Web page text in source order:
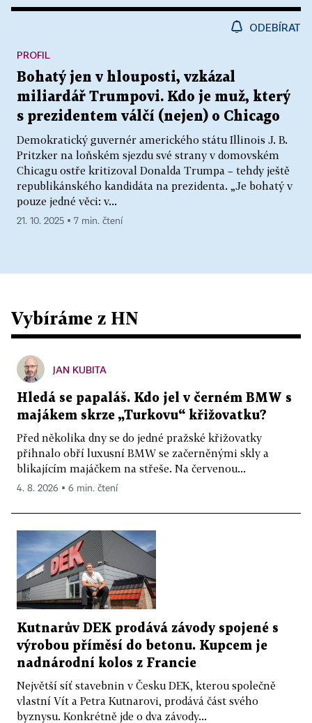
ODEBÍRAT
Bohatý jen v hlouposti, vzkázal
miliardář Trumpovi. Kdo je muž, který
s prezidentem válčí (nejen) o Chicago
Demokratický guvernér amerického státu Illinois J. B.
Pritzker na loňském sjezdu své strany v domovském
Chicagu ostře kritizoval Donalda Trumpa – tehdy ještě
republikánského kandidáta na prezidenta. „Je bohatý v
pouze jedné věci: v...
PROFIL
21. 10. 2025 ▪ 7 min. čtení
Vybíráme z HN
JAN KUBITA
Hledá se papaláš. Kdo jel v černém BMW s
majákem skrze „Turkovu“ křižovatku?
Před několika dny se do jedné pražské křižovatky
přihnalo obří luxusní BMW se začerněnými skly a
blikajícím majáčkem na střeše. Na červenou...
4. 8. 2026 ▪ 6 min. čtení
Kutnarův DEK prodává závody spojené s
výrobou příměsí do betonu. Kupcem je
nadnárodní kolos z Francie
Největší síť stavebnin v Česku DEK, kterou společně
vlastní Vít a Petra Kutnarovi, prodává část svého
byznysu. Konkrétně jde o dva závody...